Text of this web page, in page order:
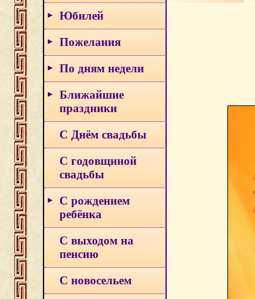
Юбилей
Пожелания
По дням недели
Ближайшие
праздники
С Днём свадьбы
С годовщиной
свадьбы
С рождением
ребёнка
С выходом на
пенсию
С новосельем